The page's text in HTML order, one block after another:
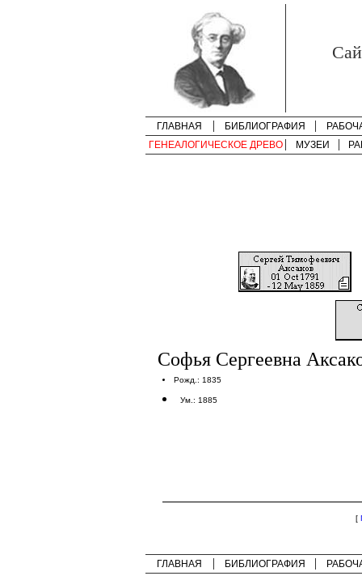
ГЛАВНАЯ БИБЛИОГРАФИЯ
ГЕНЕАЛОГИЧЕСКОЕ ДРЕВО
МУЗЕИ
Софья Сергеевна
Рожд.: 1835
Ум.: 1885
[
ГЛАВНАЯ БИБЛИОГРАФИЯ